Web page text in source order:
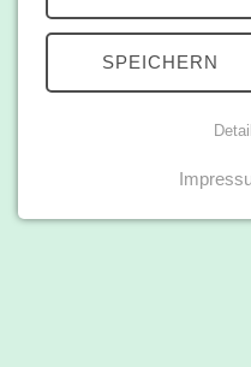
SPEICHERN
Notwendige Cookies
nutzbar zu machen,